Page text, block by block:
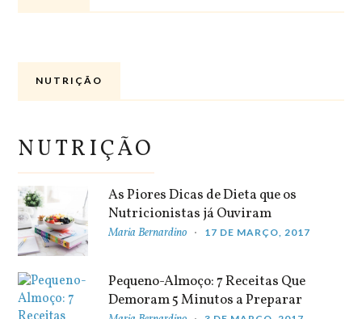
NUTRIÇÃO
NUTRIÇÃO
As Piores Dicas de Dieta que os
Nutricionistas já Ouviram
Maria Bernardino 17 DE MARÇO, 2017
Pequeno-Almoço: 7 Receitas Que
Demoram 5 Minutos a Preparar